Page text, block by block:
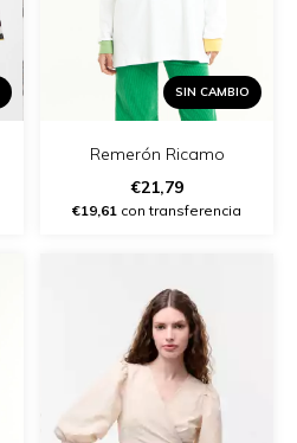
SIN CAMBIO
Remerón Ricamo
€21,79
€19,61 con transferencia